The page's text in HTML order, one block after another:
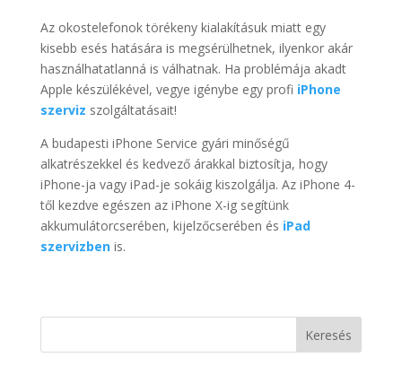
Az okostelefonok törékeny kialakításuk miatt egy
kisebb esés hatására is megsérülhetnek, ilyenkor akár
használhatatlanná is válhatnak. Ha problémája akadt
Apple készülékével, vegye igénybe egy profi iPhone
szerviz szolgáltatásait!
A budapesti iPhone Service gyári minőségű
alkatrészekkel és kedvező árakkal biztosítja, hogy
iPhone-ja vagy iPad-je sokáig kiszolgálja. Az iPhone 4-
től kezdve egészen az iPhone X-ig segítünk
akkumulátorcserében, kijelzőcserében és iPad
szervizbenis.